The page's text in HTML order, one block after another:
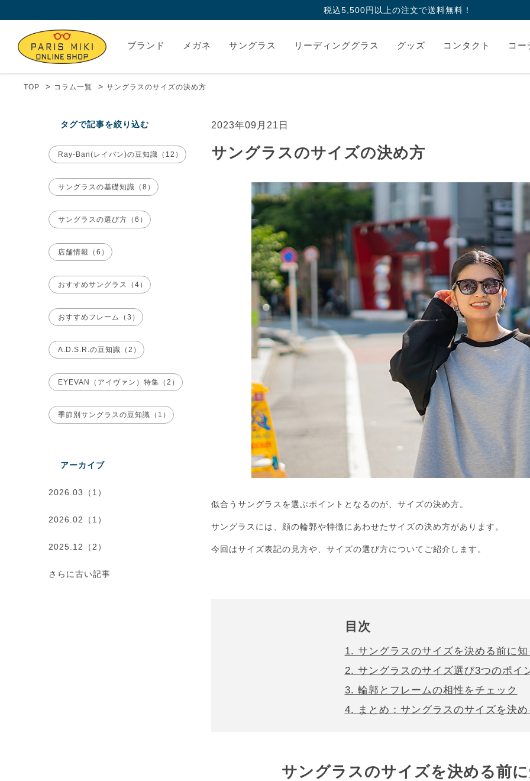
税込5,500円以上の注文で送料無料！
ブランド メガネ サングラス リーディンググラス グッズ コンタクト コー
TOP > コラム一覧 > サングラスのサイズの決め方
タグで記事を絞り込む
Ray-Ban(レイバン)の豆知識（12）
サングラスの基礎知識（8）
サングラスの選び方（6）
店舗情報（6）
おすすめサングラス（4）
おすすめフレーム（3）
A.D.S.R.の豆知識（2）
EYEVAN（アイヴァン）特集（2）
季節別サングラスの豆知識（1）
アーカイブ
2026.03（1）
2026.02（1）
2025.12（2）
さらに古い記事
2023年09月21日
サングラスのサイズの決め方
似合うサングラスを選ぶポイントとなるのが、サイズの決め方。
サングラスには、顔の輪郭や特徴にあわせたサイズの決め方があります。
今回はサイズ表記の見方や、サイズの選び方についてご紹介します。
目次
1. サングラスのサイズを決める前に
2. サングラスのサイズ選び3つのポイ
3. 輪郭とフレームの相性をチェック
4. まとめ：サングラスのサイズを決め
サングラスのサイズを決める前